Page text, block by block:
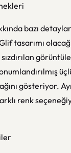
bazı
tasarımı
gösteriyor.
renk